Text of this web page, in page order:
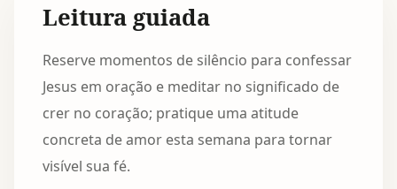
Leitura guiada
Reserve momentos de silêncio para confessar
Jesus em oração e meditar no significado de
crer no coração; pratique uma atitude
concreta de amor esta semana para tornar
visível sua fé.